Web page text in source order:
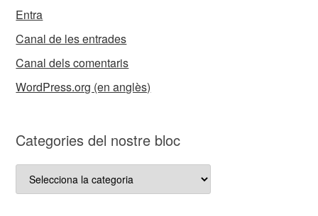
Entra
Canal de les entrades
Canal dels comentaris
WordPress.org (en anglès)
Categories del nostre bloc
Categories
del